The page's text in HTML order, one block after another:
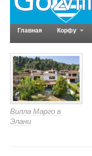
Главная Корфу
Вилла Марго в
Элани